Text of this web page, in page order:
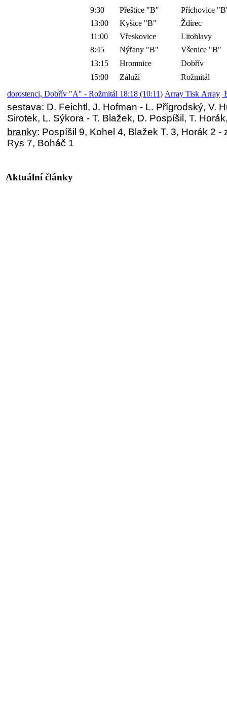
9:30 Přeštice "B"
Příchovice
13:00
Kyšice "B"
Ždírec
11:00
Vřeskovice
Litohlavy
8:45
Nýřany "B"
Všenice "B"
13:15
Hromnice
Dobřív
15:00
Záluží
Rožmitál
dorostenci, Dobřív "A" - Rožmitál 18:18 (10:11) Array Tisk Array
sestava: D. Feichtl, J. Hofman - L. Přígrodský, V.
Sirotek, L. Sýkora - T. Blažek, D. Pospíšil, T.
branky: Pospíšil 9, Kohel 4, Blažek T. 3, Horák 2 -
Rys 7, Boháč 1
Aktuální články